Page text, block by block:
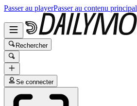
Passer au playerPasser au contenu principal
Rechercher
Se connecter